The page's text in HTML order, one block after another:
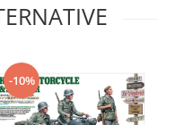
-10%